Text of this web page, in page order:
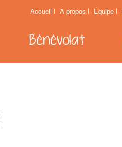
Bénévolat
Accueil À propos Équipe